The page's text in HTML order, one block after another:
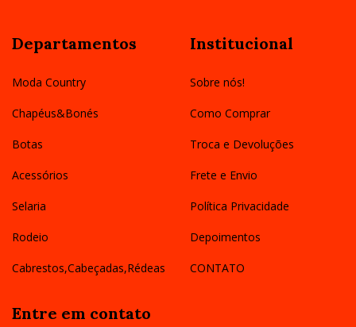
Departamentos
Moda Country
Chapéus&Bonés
Botas
Acessórios
Selaria
Rodeio
Cabrestos,Cabeçadas,Rédeas
Institucional
Sobre nós!
Como Comprar
Troca e Devoluções
Frete e Envio
Política Privacidade
Depoimentos
CONTATO
Entre em contato